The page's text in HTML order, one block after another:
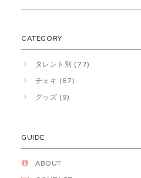
CATEGORY
タレント別 (77)
チェキ (67)
グッズ (9)
GUIDE
ABOUT